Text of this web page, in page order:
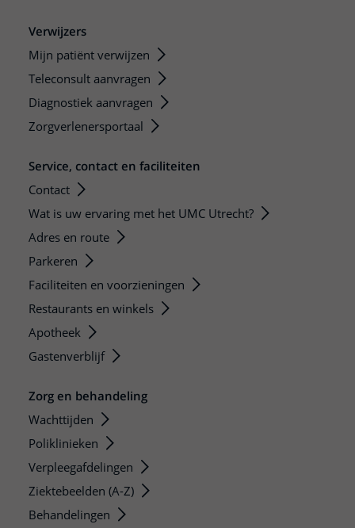
Verwijzers
Mijn patiënt verwijzen
Teleconsult aanvragen
Diagnostiek aanvragen
Zorgverlenersportaal
Service, contact en faciliteiten
Contact
Wat is uw ervaring met het UMC Utrecht?
Adres en route
Parkeren
Faciliteiten en voorzieningen
Restaurants en winkels
Apotheek
Gastenverblijf
Zorg en behandeling
Wachttijden
Poliklinieken
Verpleegafdelingen
Ziektebeelden (A-Z)
Behandelingen